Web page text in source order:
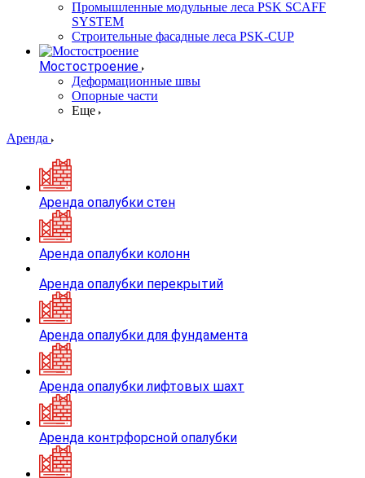
Промышленные модульные леса PSK SCAFF
SYSTEM
Строительные фасадные леса PSK-CUP
Мостостроение
Деформационные швы
Опорные части
Еще
Аренда
Аренда опалубки стен
Аренда опалубки колонн
Аренда опалубки перекрытий
Аренда опалубки для фундамента
Аренда опалубки лифтовых шахт
Аренда контрфорсной опалубки